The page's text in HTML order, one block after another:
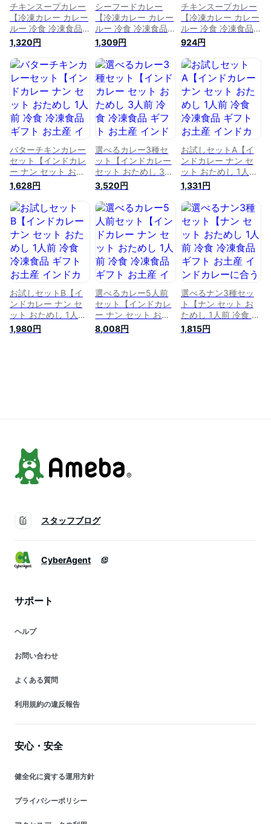
チキンスープカレー
【冷凍カレー カレー
ルー 冷食 冷凍食品
ギフト お土産 イン
ドカレー 甘口 中辛
辛口 お取り寄せグル
メ ご当地グルメ グ
ルメ 食べ物 たべも
の 食品 特産品 名産
品 冷凍カレー用 本
格インド料理専門店
BISHNU(ビスヌ)】
1,320円
シーフードカレー
【冷凍カレー カレー
ルー 冷食 冷凍食品
ギフト お土産 イン
ドカレー 甘口 中辛
辛口 お取り寄せグル
メ ご当地グルメ グ
ルメ 食べ物 たべも
の 食品 特産品 名産
品 冷凍カレー用 本
格インド料理専門店
BISHNU(ビスヌ)】
1,309円
チキンスープカレー
【冷凍カレー カレー
ルー 冷食 冷凍食品
ギフト お土産 イン
ドカレー 甘口 中辛
辛口 お取り寄せグル
メ ご当地グルメ グ
ルメ 食べ物 たべも
の 食品 特産品 名産
品 冷凍カレー用 本
格インド料理専門店
BISHNU(ビスヌ)】
924円
バターチキンカレー
セット【インドカレ
ー ナン セット おた
めし 1人前 冷食 冷凍
食品 ギフト お土産
インドカレーに合う
お取り寄せグルメ ご
当地グルメ グルメ
食べ物 たべもの 食
品 特産品 名産品 冷
凍カレー用 本格イン
ド料理専門店
BISHNU(ビスヌ)】
1,628円
選べるカレー3種セ
ット【インドカレー
セット おためし 3人
前 冷食 冷凍食品 ギ
フト お土産 インド
カレーに合う お取り
寄せグルメ ご当地グ
ルメ グルメ 食べ物
たべもの 食品 特産
品 名産品 冷凍カレ
ー用 本格インド料理
専門店BISHNU(ビス
ヌ)】
3,520円
お試しセットA【イ
ンドカレー ナン セ
ット おためし 1人前
冷食 冷凍食品 ギフ
ト お土産 インドカ
レーに合う お取り寄
せグルメ ご当地グル
メ グルメ 食べ物 た
べもの 食品 特産品
名産品 冷凍カレー用
本格インド料理専門
店BISHNU(ビスヌ)】
1,331円
お試しセットB【イ
ンドカレー ナン セ
ット おためし 1人前
冷食 冷凍食品 ギフ
ト お土産 インドカ
1,980円
選べるカレー5人前
セット【インドカレ
ー ナン セット おた
めし 1人前 冷食 冷凍
食品 ギフト お土産
8,008円
選べるナン3種セッ
ト【ナン セット お
ためし 1人前 冷食 冷
凍食品 ギフト お土
産 インドカレーに合
1,815円
スタッフブログ
CyberAgent
サポート
ヘルプ
お問い合わせ
よくある質問
利用規約の違反報告
安心・安全
健全化に資する運用方針
プライバシーポリシー